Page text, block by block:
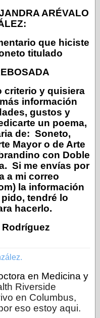
ARÉVALO
que hiciste
titulado
criterio y quisiera
información
gustos y
un poema,
de: Soneto,
Mayor o de Arte
con Doble
Si me envías por
a mi correo
la información
tendré lo
hacerlo.
en Medicina y
Riverside
en Columbus,
eso estoy aqui.